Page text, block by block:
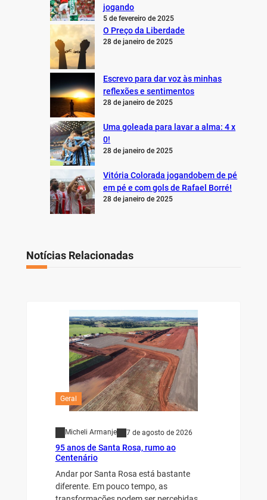
jogando
5 de fevereiro de 2025
O Preço da Liberdade
28 de janeiro de 2025
Escrevo para dar voz às minhas
reflexões e sentimentos
28 de janeiro de 2025
Uma goleada para lavar a alma: 4 x
0!
28 de janeiro de 2025
Vitória Colorada jogandobem de pé
em pé e com gols de Rafael Borré!
28 de janeiro de 2025
Notícias Relacionadas
Geral
Micheli Armanje 7 de agosto de 2026
95 anos de Santa Rosa, rumo ao
Centenário
Andar por Santa Rosa está bastante
diferente. Em pouco tempo, as